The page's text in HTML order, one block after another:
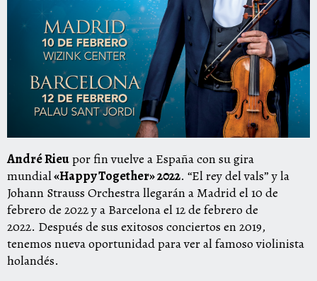
André Rieupor fin vuelve a España con su gira
mundial«Happy Together» 2022. “El rey del vals” y la
Johann Strauss Orchestra llegarán a Madrid el 10 de
febrero de 2022 y a Barcelona el 12 de febrero de
2022. Después de sus exitosos conciertos en 2019,
tenemos nueva oportunidad para ver al famoso violinista
holandés.